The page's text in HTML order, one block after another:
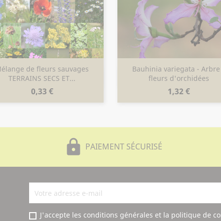
de fleurs sauvages
TERRAINS SECS ET...
Prix
0,33 €
Aperçu rapide
Bauhinia variegata - Arbre
fleurs d'orchidées
Prix
1,32 €
Aperçu rapide
lock PAIEMENT SÉCURISÉ
J'accepte les conditions générales et la politique de